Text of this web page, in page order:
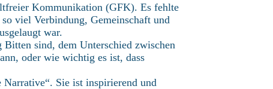
Kommunikation (GFK). Es fehlte
viel Verbindung, Gemeinschaft und
war.
sind, dem Unterschied zwischen
oder wie wichtig es ist, dass
Sie ist inspirierend und